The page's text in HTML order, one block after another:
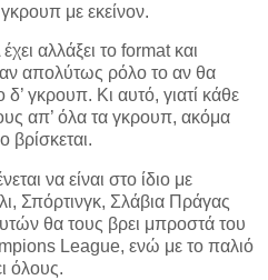
με εκείνον.
αλλάξει το format και
απολύτως ρόλο το αν θα
δ’ γκρουπ. Κι αυτό, γιατί κάθε
απ’ όλα τα γκρουπ, ακόμα
βρίσκεται.
να είναι στο ίδιο με
Σπόρτινγκ, Σλάβια Πράγας
θα τους βρει μπροστά του
League, ενώ με το παλιό
όλους.